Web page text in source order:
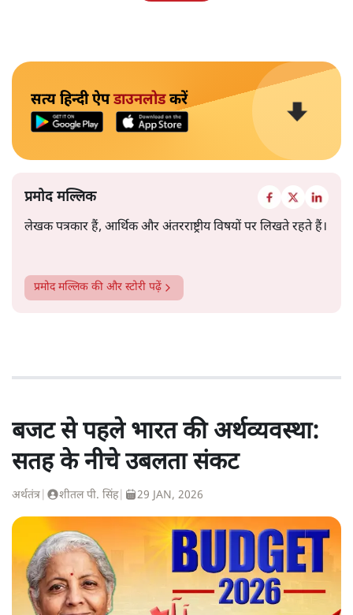
सत्य हिन्दी ऐपडाउनलोडकरें
प्रमोद मल्लिक
लेखक पत्रकार हैं, आर्थिक और अंतरराष्ट्रीय विषयों पर लिखते रहते हैं।
प्रमोद मल्लिक की और स्टोरी पढ़ें
बजट से पहले भारत की अर्थव्यवस्था:
सतह के नीचे उबलता संकट
अर्थतंत्र शीतल पी. सिंह| 29 JAN, 2026